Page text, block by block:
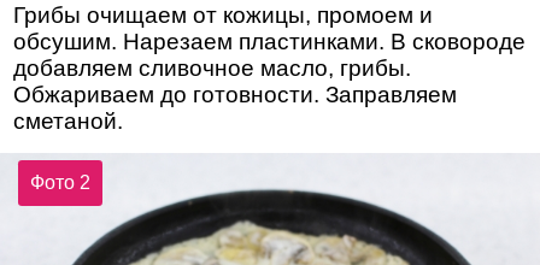
Грибы очищаем от кожицы, промоем и
обсушим. Нарезаем пластинками. В сковороде
добавляем сливочное масло, грибы.
Обжариваем до готовности. Заправляем
сметаной.
Фото 2